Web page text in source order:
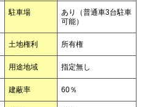
駐車場
あり（普通車3台駐車
可能）
土地権利 所有権
用途地域 指定無し
建蔽率 60％